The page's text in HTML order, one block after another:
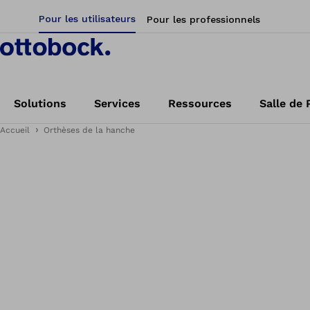
Pour les utilisateurs Pour les professionnels
Solutions Services Ressources Salle de
Accueil Orthèses de la hanche